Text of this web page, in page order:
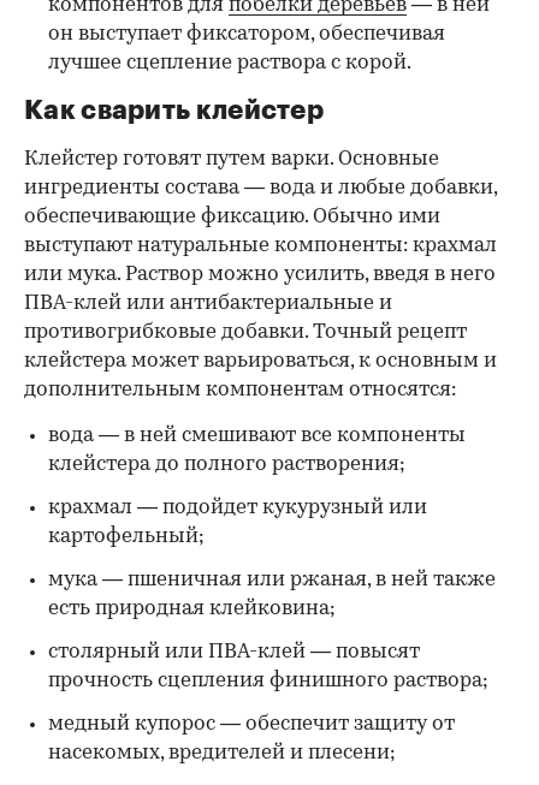
компонентов для побелки деревьев — в ней
он выступает фиксатором, обеспечивая
лучшее сцепление раствора с корой.
Как сварить клейстер
Клейстер готовят путем варки. Основные
ингредиенты состава — вода и любые добавки,
обеспечивающие фиксацию. Обычно ими
выступают натуральные компоненты: крахмал
или мука. Раствор можно усилить, введя в него
ПВА-клей или антибактериальные и
противогрибковые добавки. Точный рецепт
клейстера может варьироваться, к основным и
дополнительным компонентам относятся:
вода — в ней смешивают все компоненты
клейстера до полного растворения;
крахмал — подойдет кукурузный или
картофельный;
мука — пшеничная или ржаная, в ней также
есть природная клейковина;
столярный или ПВА-клей — повысят
прочность сцепления финишного раствора;
медный купорос — обеспечит защиту от
насекомых, вредителей и плесени;